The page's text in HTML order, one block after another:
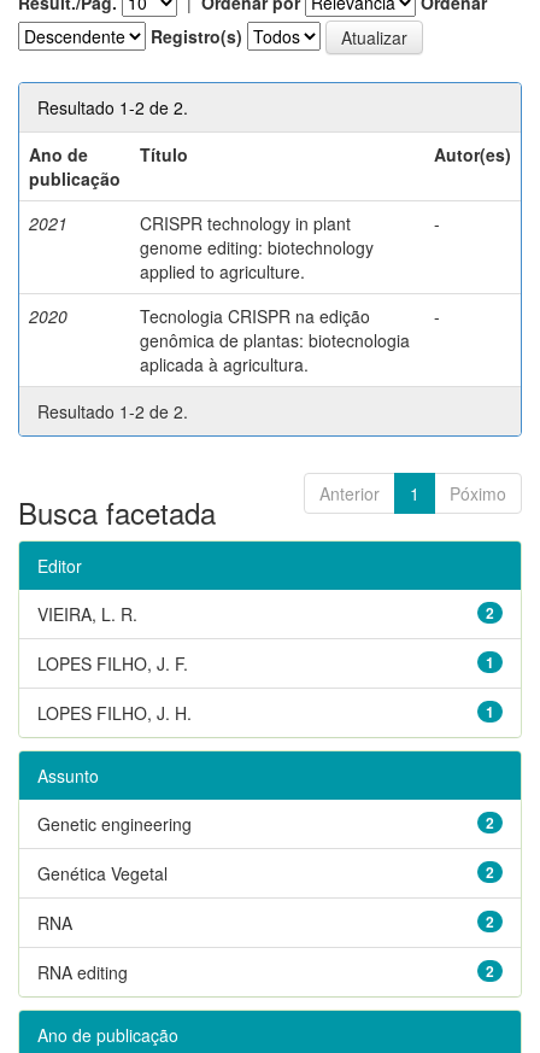
Registro(s)
Resultado 1-2 de 2.
Ano de
publicação
Título Autor(es)
2021
CRISPR technology in plant
genome editing: biotechnology
applied to agriculture.
-
2020
Tecnologia CRISPR na edição
genômica de plantas: biotecnologia
aplicada à agricultura.
-
Resultado 1-2 de 2.
Anterior 1 Póximo
Busca facetada
Editor
2
VIEIRA, L. R.
1
LOPES FILHO, J. F.
1
LOPES FILHO, J. H.
Assunto
2
Genetic engineering
2
Genética Vegetal
2
RNA
2
RNA editing
Ano de publicação